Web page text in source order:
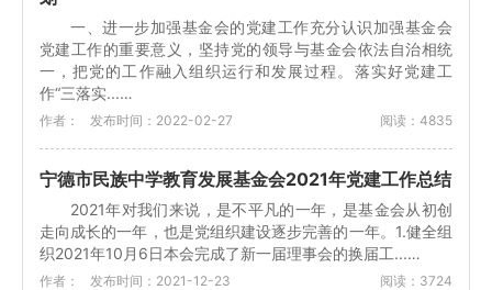
一、进一步加强基金会的党建工作充分认识加强基金会
党建工作的重要意义，坚持党的领导与基金会依法自治相统
一，把党的工作融入组织运行和发展过程。落实好党建工
作“三落实...…
作者： 发布时间：2022-02-27 阅读：4835
宁德市民族中学教育发展基金会2021年党建工作总结
2021年对我们来说，是不平凡的一年，是基金会从初创
走向成长的一年，也是党组织建设逐步完善的一年。1.健全组
织2021年10月6日本会完成了新一届理事会的换届工...…
作者： 发布时间：2021-12-23 阅读：3724